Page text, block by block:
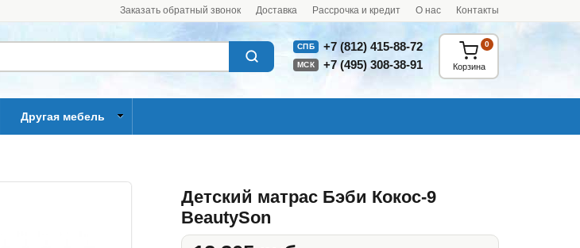
Заказать обратный звонок Доставка Рассрочка и кредит О нас Контакты
СПБ +7 (812) 415-88-72
МСК +7 (495) 308-38-91 Корзина
0
Другая мебель
Детский матрас Бэби Кокос-9
BeautySon